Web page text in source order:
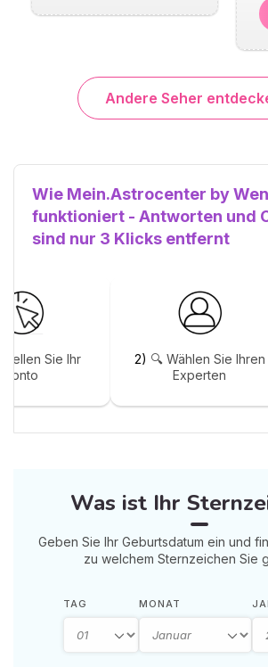
Andere Seher
Wie Mein.Astrocenter by
funktioniert - Antworten und
sind nur 3 Klicks entfernt
Sie Ihr
Konto
2) 🔍 Wählen Sie Ihren
Experten
Was ist Ihr
Geben Sie Ihr Geburtsdatum ein und
zu welchem Sternzeichen Sie
TAG MONAT